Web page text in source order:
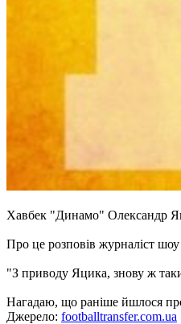
Хавбек "Динамо" Олександр
Про це розповів журналіст
"З приводу Яцика, знову ж
Нагадаю, що раніше йшлося про
Джерело: footballtransfer.com.ua